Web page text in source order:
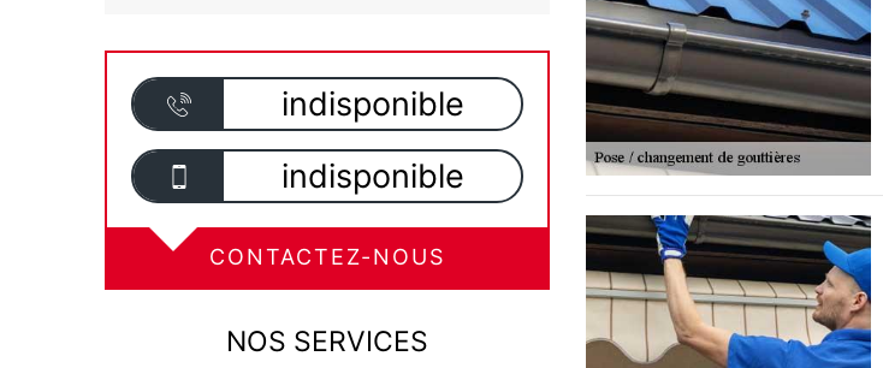
indisponible
indisponible
CONTACTEZ-NOUS
NOS SERVICES